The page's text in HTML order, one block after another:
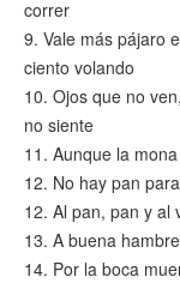
correr
9. Vale más pájaro
ciento volando
10. Ojos que no
no siente
11. Aunque la
12. No hay pan
12. Al pan, pan y al
13. A buena
14. Por la boca